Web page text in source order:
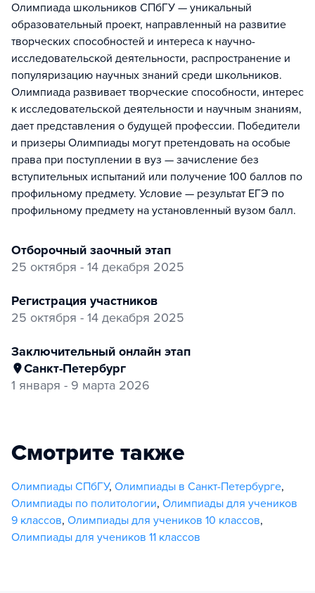
Олимпиада школьников СПбГУ — уникальный
образовательный проект, направленный на развитие
творческих способностей и интереса к научно-
исследовательской деятельности, распространение и
популяризацию научных знаний среди школьников.
Олимпиада развивает творческие способности, интерес
к исследовательской деятельности и научным знаниям,
дает представления о будущей профессии. Победители
и призеры Олимпиады могут претендовать на особые
права при поступлении в вуз — зачисление без
вступительных испытаний или получение 100 баллов по
профильному предмету. Условие — результат ЕГЭ по
профильному предмету на установленный вузом балл.
отборочный заочный этап
25 октября - 14 декабря 2025
регистрация участников
25 октября - 14 декабря 2025
заключительный онлайн этап
Санкт-Петербург
1 января - 9 марта 2026
Смотрите также
Олимпиады СПбГУ, Олимпиады в Санкт-Петербурге,
Олимпиады по политологии, Олимпиады для учеников
9 классов, Олимпиады для учеников 10 классов,
Олимпиады для учеников 11 классов